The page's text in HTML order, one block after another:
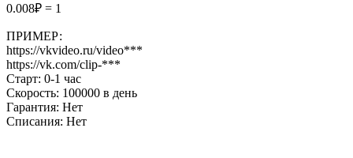
0.008₽ = 1
ПРИМЕР:
https://vkvideo.ru/video***
https://vk.com/clip-***
Старт: 0-1 час
Скорость: 100000 в день
Гарантия: Нет
Списания: Нет